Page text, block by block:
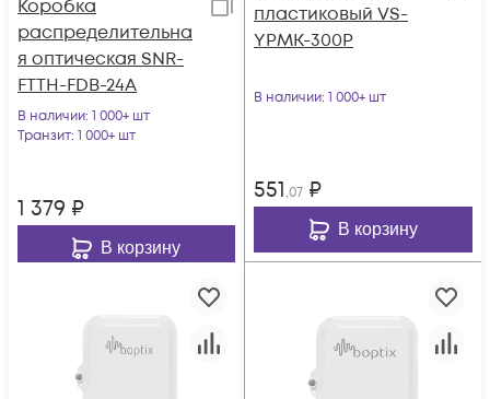
Коробка
распределительна
я оптическая SNR-
FTTH-FDB-24A
В наличии: 1 000+ шт
Транзит: 1 000+ шт
1 379 ₽
В корзину
пластиковый VS-
YPMK-300P
В наличии: 1 000+ шт
551,07 ₽
В корзину